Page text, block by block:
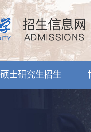
硕士研究生招生